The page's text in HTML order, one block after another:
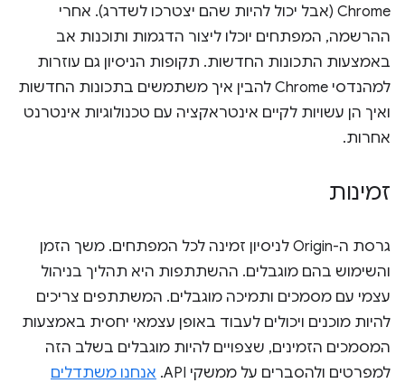
Chrome (אבל יכול להיות שהם יצטרכו לשדרג). אחרי
ההרשמה, המפתחים יוכלו ליצור הדגמות ותוכנות אב
באמצעות התכונות החדשות. תקופות הניסיון גם עוזרות
למהנדסי Chrome להבין איך משתמשים בתכונות החדשות
ואיך הן עשויות לקיים אינטראקציה עם טכנולוגיות אינטרנט
אחרות.
זמינות
גרסת ה-Origin לניסיון זמינה לכל המפתחים. משך הזמן
והשימוש בהם מוגבלים. ההשתתפות היא תהליך בניהול
עצמי עם מסמכים ותמיכה מוגבלים. המשתתפים צריכים
להיות מוכנים ויכולים לעבוד באופן עצמאי יחסית באמצעות
המסמכים הזמינים, שצפויים להיות מוגבלים בשלב הזה
למפרטים ולהסברים על ממשקי API.
אנחנו משתדלים